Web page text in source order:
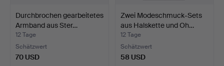
Durchbrochen gearbeitetes
Armband aus Ster…
12 Tage
Schätzwert
70 USD
Zwei Modeschmuck-Sets
aus Halskette und Oh…
12 Tage
Schätzwert
58 USD